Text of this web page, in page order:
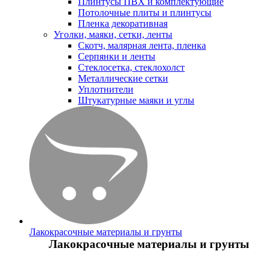
Потолочные плиты и плинтусы
Пленка декоративная
Уголки, маяки, сетки, ленты
Скотч, малярная лента, пленка
Серпянки и ленты
Стеклосетка, стеклохолст
Металлические сетки
Уплотнители
Штукатурные маяки и углы
Лакокрасочные материалы и грунты
Лакокрасочные материалы и грунты